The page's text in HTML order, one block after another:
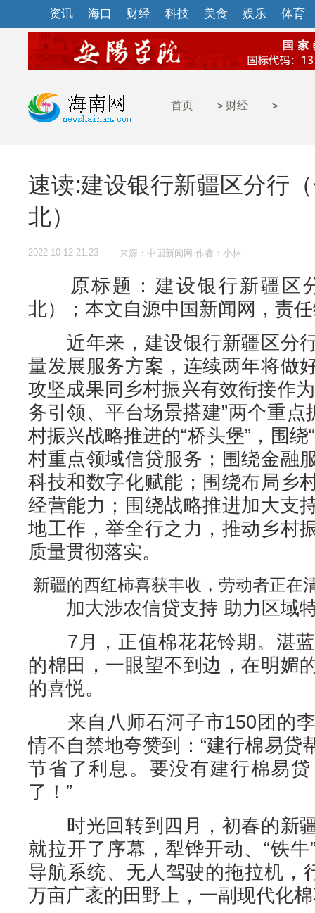
资讯 海口 财经 科技 美食 娱乐 体育
首页 > 财经 >
速读:建设银行新疆区分行
北）
2022-10-12 21:23 来源：中国新闻网 作者：小林
原标题：建设银行新疆区
北）；本文自源中国新闻网，责
近年来，建设银行新疆区分
量发展服务方案，连续两年将做
攻坚成果同乡村振兴有效衔接作
务引领、平台场景搭建”两个重点
村振兴战略推进的“桥头堡”，围
村重点领域信贷服务；围绕金融
科技和数字化赋能；围绕布局乡
经营能力；围绕战略推进加大支
地工作，举全行之力，推动乡村
质量贯彻落实。
新疆的西红柿喜获丰收，劳动者正在
加大涉农信贷支持 助力区域
7月，正值棉花花铃期。湛蓝
的棉田，一眼望不到边，在明媚
的喜悦。
来自八师石河子市150团的李
情不自禁地夸赞到：“建行棉易贷
节省了利息。要没有建行棉易
了！”
时光回转到四月，初春的新
就拉开了序幕，犁铧开动、“铁
导航系统、无人驾驶的拖拉机，
万亩广袤的田野上，一副现代化